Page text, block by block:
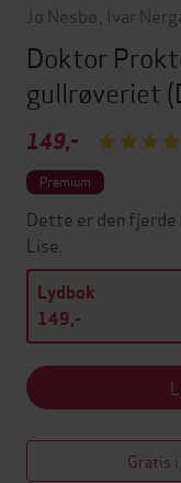
Jo Nesbø Ivar
Doktor
gullrøveriet
149,-
Premium
Dette er den fjerde
Lise.
Lydbok
149,-
Gratis i